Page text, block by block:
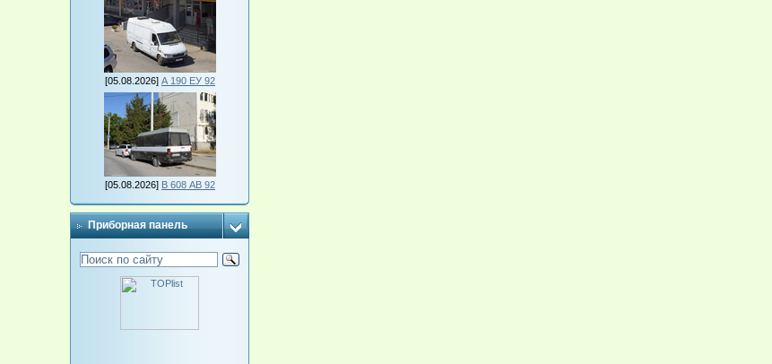
[05.08.2026] А 190 ЕУ 92
[05.08.2026] В 608 АВ 92
Приборная панель